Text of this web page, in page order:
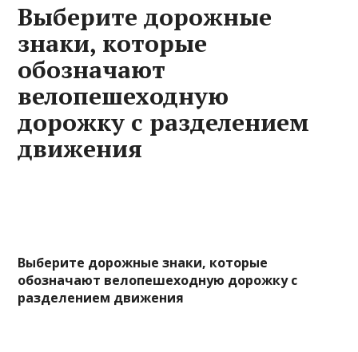
Выберите дорожные
знаки, которые
обозначают
велопешеходную
дорожку с разделением
движения
Выберите дорожные знаки, которые
обозначают велопешеходную дорожку с
разделением движения